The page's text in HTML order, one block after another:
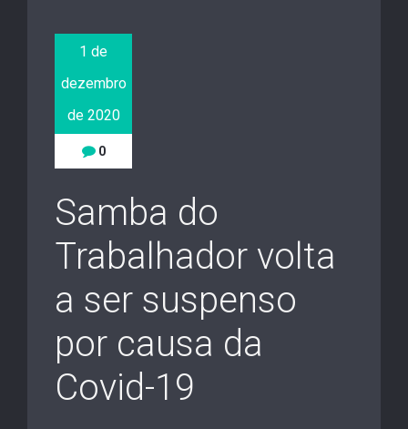
1 de
dezembro
de 2020
0
Samba do
Trabalhador volta
a ser suspenso
por causa da
Covid-19